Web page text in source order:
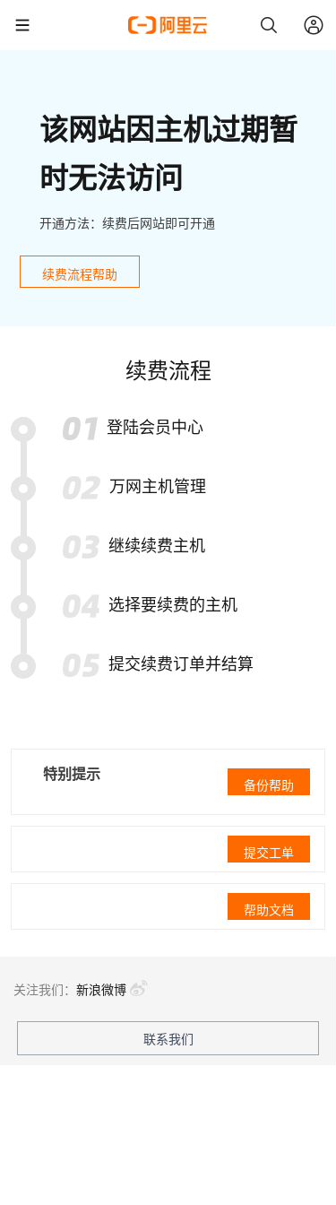
该网站因主机过期暂
时无法访问
开通方法：续费后网站即可开通
续费流程帮助
续费流程
登陆会员中心
万网主机管理
继续续费主机
选择要续费的主机
提交续费订单并结算
特别提示
备份帮助
提交工单
帮助文档